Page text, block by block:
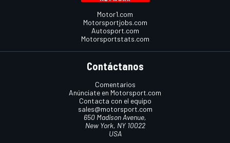
Motor1.com
Motorsportjobs.com
Autosport.com
Motorsportstats.com
Contáctanos
Comentarios
Anúnciate en Motorsport.com
Contacta con el equipo
sales@motorsport.com
650 Madison Avenue,
New York, NY 10022
USA